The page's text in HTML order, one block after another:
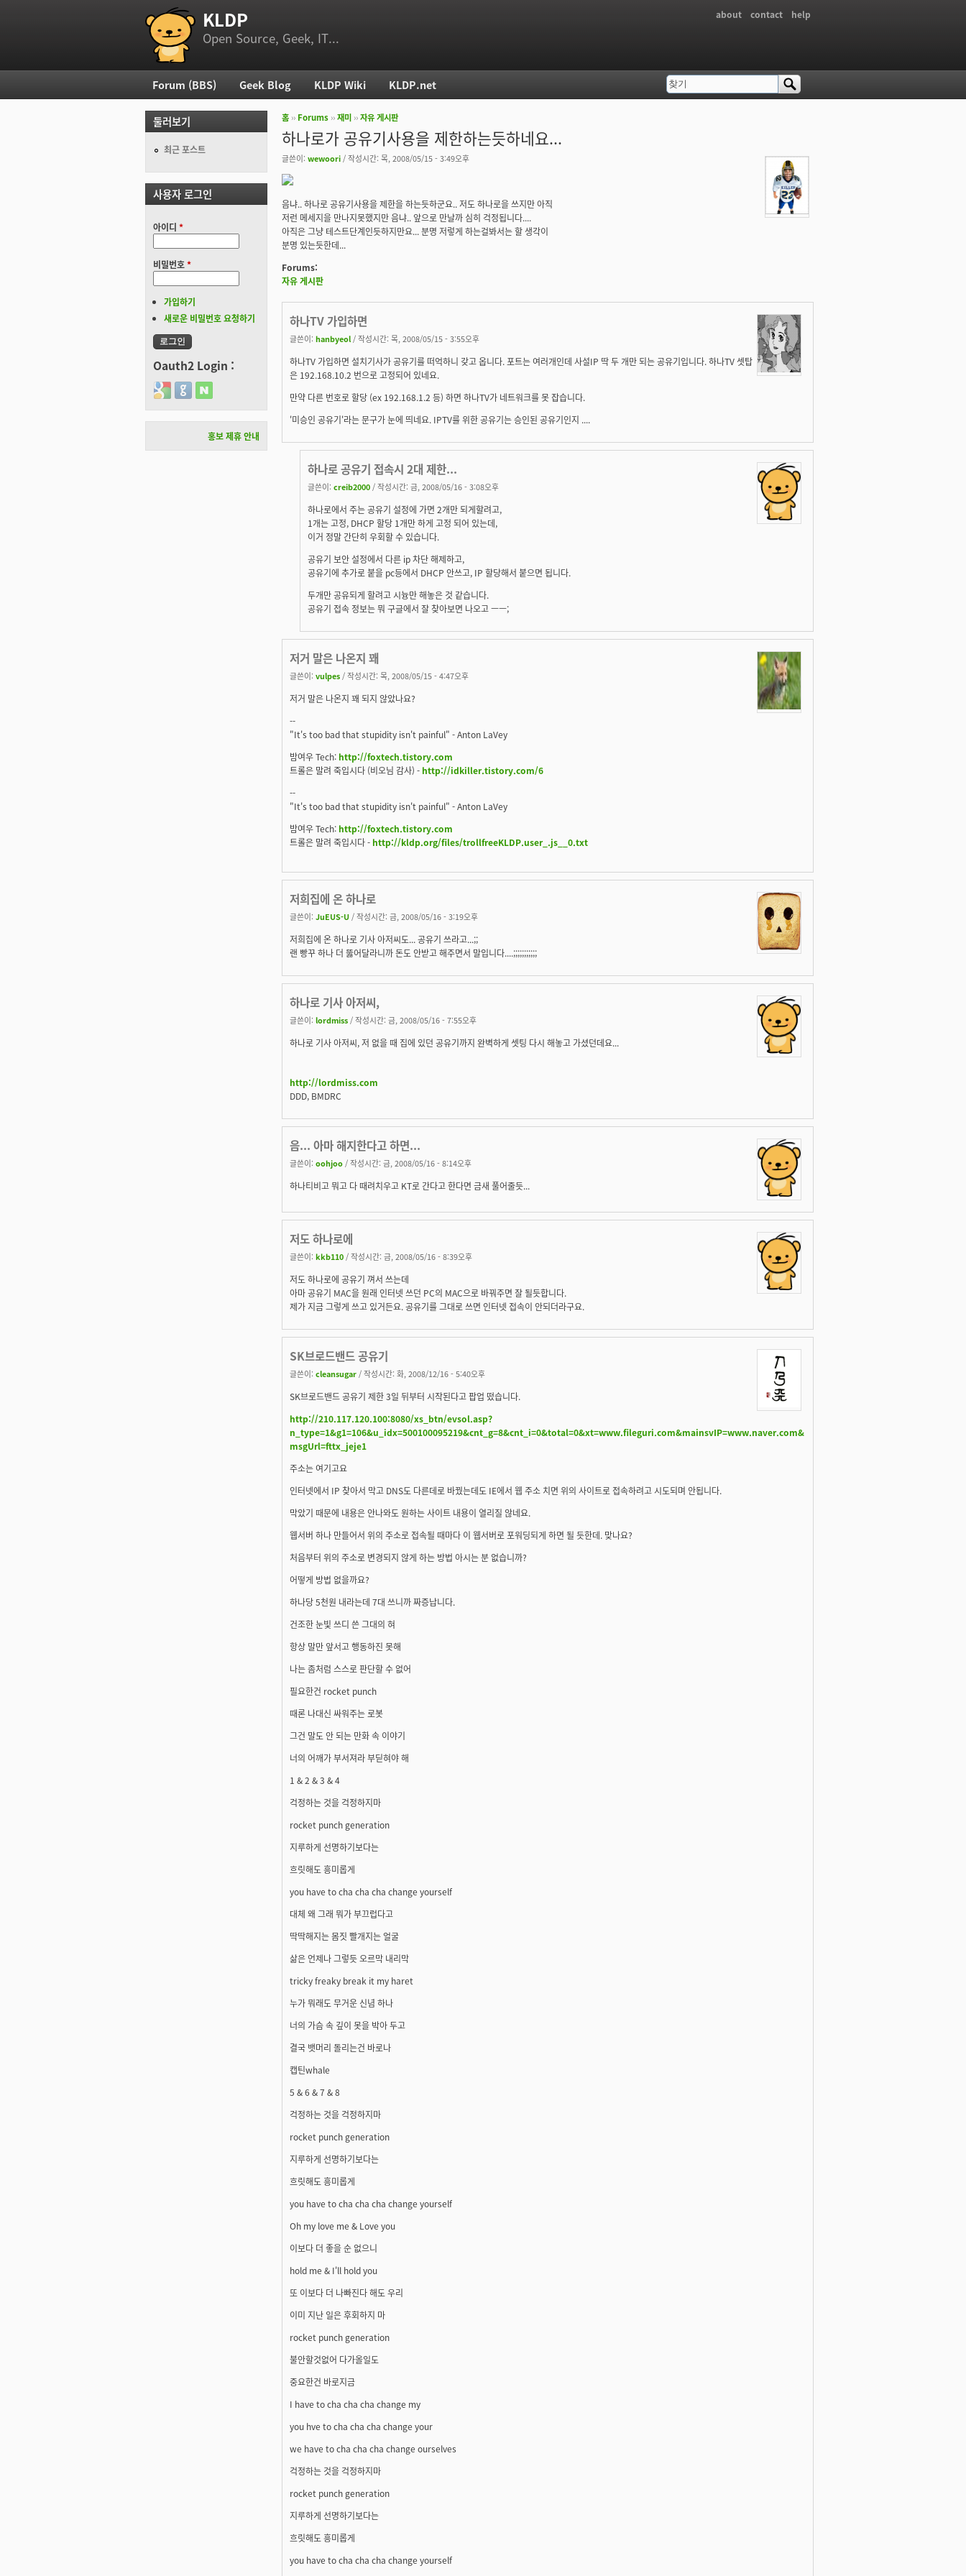
부 메뉴
about contact help
KLDP
Open Source, Geek, IT...
현재 위치
홈 ›› Forums ››재미 ››자유 게시판
하나로가 공유기사용을 제한하는듯하네요...
글쓴이: wewoori / 작성시간: 목, 2008/05/15 - 3:49오후
음냐.. 하나로 공유기사용을 제한을 하는듯하군요.. 저도 하나로을 쓰지만 아직
저런 메세지을 만나지못했지만 음냐.. 앞으로 만날까 심히 걱정됩니다....
아직은 그냥 테스트단계인듯하지만요... 분명 저렇게 하는걸봐서는 할 생각이
분명 있는듯한데...
Forums:
자유 게시판
하나TV 가입하면
글쓴이: hanbyeol / 작성시간: 목, 2008/05/15 - 3:55오후
하나TV 가입하면 설치기사가 공유기를 떠억하니 갖고 옵니다. 포트는 여러개인데 사설IP 딱 두 개만 되는 공유기입니다. 하나TV 셋탑
은 192.168.10.2 번으로 고정되어 있네요.
만약 다른 번호로 할당 (ex 192.168.1.2 등) 하면 하나TV가 네트워크를 못 잡습니다.
'미승인 공유기'라는 문구가 눈에 띄네요. IPTV를 위한 공유기는 승인된 공유기인지 ....
하나로 공유기 접속시 2대 제한...
글쓴이: creib2000 / 작성시간: 금, 2008/05/16 - 3:08오후
하나로에서 주는 공유기 설정에 가면 2개만 되게할려고,
1개는 고정, DHCP 할당 1개만 하게 고정 되어 있는데,
이거 정말 간단히 우회할 수 있습니다.
공유기 보안 설정에서 다른 ip 차단 해제하고,
공유기에 추가로 붙을 pc등에서 DHCP 안쓰고, IP 할당해서 붙으면 됩니다.
두개만 공유되게 할려고 시늉만 해놓은 것 같습니다.
공유기 접속 정보는 뭐 구글에서 잘 찾아보면 나오고 ㅡㅡ;
저거 말은 나온지 꽤
글쓴이: vulpes / 작성시간: 목, 2008/05/15 - 4:47오후
저거 말은 나온지 꽤 되지 않았나요?
--
"It's too bad that stupidity isn't painful" - Anton LaVey
밤여우 Tech: http://foxtech.tistory.com
트롤은 말려 죽입시다 (비오님 감사) - http://idkiller.tistory.com/6
--
"It's too bad that stupidity isn't painful" - Anton LaVey
밤여우 Tech: http://foxtech.tistory.com
트롤은 말려 죽입시다 - http://kldp.org/files/trollfreeKLDP.user_.js__0.txt
저희집에 온 하나로
글쓴이: JuEUS-U / 작성시간: 금, 2008/05/16 - 3:19오후
저희집에 온 하나로 기사 아저씨도... 공유기 쓰라고...;;
랜 빵꾸 하나 더 뚫어달라니까 돈도 안받고 해주면서 말입니다....;;;;;;;;;;;
하나로 기사 아저씨,
글쓴이: lordmiss / 작성시간: 금, 2008/05/16 - 7:55오후
하나로 기사 아저씨, 저 없을 때 집에 있던 공유기까지 완벽하게 셋팅 다시 해놓고 가셨던데요...
http://lordmiss.com
DDD, BMDRC
음... 아마 해지한다고 하면...
글쓴이: oohjoo / 작성시간: 금, 2008/05/16 - 8:14오후
하나티비고 뭐고 다 때려치우고 KT로 간다고 한다면 금새 풀어줄듯...
저도 하나로에
글쓴이: kkb110 / 작성시간: 금, 2008/05/16 - 8:39오후
저도 하나로에 공유기 껴서 쓰는데
아마 공유기 MAC을 원래 인터넷 쓰던 PC의 MAC으로 바꿔주면 잘 될듯합니다.
제가 지금 그렇게 쓰고 있거든요. 공유기를 그대로 쓰면 인터넷 접속이 안되더라구요.
SK브로드밴드 공유기
글쓴이: cleansugar / 작성시간: 화, 2008/12/16 - 5:40오후
SK브로드밴드 공유기 제한 3일 뒤부터 시작된다고 팝업 떴습니다.
http://210.117.120.100:8080/xs_btn/evsol.asp?
n_type=1&g1=106&u_idx=500100095219&cnt_g=8&cnt_i=0&total=0&xt=www.fileguri.com&mainsvIP=www.naver.com&
msgUrl=fttx_jeje1
주소는 여기고요
인터넷에서 IP 찾아서 막고 DNS도 다른데로 바꿨는데도 IE에서 웹 주소 치면 위의 사이트로 접속하려고 시도되며 안됩니다.
막았기 때문에 내용은 안나와도 원하는 사이트 내용이 열리질 않네요.
웹서버 하나 만들어서 위의 주소로 접속될 때마다 이 웹서버로 포워딩되게 하면 될 듯한데. 맞나요?
처음부터 위의 주소로 변경되지 않게 하는 방법 아시는 분 없습니까?
어떻게 방법 없을까요?
하나당 5천원 내라는데 7대 쓰니까 짜증납니다.
건조한 눈빛 쓰디 쓴 그대의 혀
항상 말만 앞서고 행동하진 못해
나는 좀처럼 스스로 판단할 수 없어
필요한건 rocket punch
때론 나대신 싸워주는 로봇
그건 말도 안 되는 만화 속 이야기
너의 어깨가 부서져라 부딛혀야 해
1 & 2 & 3 & 4
걱정하는 것을 걱정하지마
rocket punch generation
지루하게 선명하기보다는
흐릿해도 흥미롭게
you have to cha cha cha change yourself
대체 왜 그래 뭐가 부끄럽다고
딱딱해지는 몸짓 빨개지는 얼굴
삶은 언제나 그렇듯 오르막 내리막
tricky freaky break it my haret
누가 뭐래도 무거운 신념 하나
너의 가슴 속 깊이 못을 박아 두고
결국 뱃머리 돌리는건 바로나
캡틴whale
5 & 6 & 7 & 8
걱정하는 것을 걱정하지마
rocket punch generation
지루하게 선명하기보다는
흐릿해도 흥미롭게
you have to cha cha cha change yourself
Oh my love me & Love you
이보다 더 좋을 순 없으니
hold me & I'll hold you
또 이보다 더 나빠진다 해도 우리
이미 지난 일은 후회하지 마
rocket punch generation
불안할것없어 다가올일도
중요한건 바로지금
I have to cha cha cha change my
you hve to cha cha cha change your
we have to cha cha cha change ourselves
걱정하는 것을 걱정하지마
rocket punch generation
지루하게 선명하기보다는
흐릿해도 흥미롭게
you have to cha cha cha change yourself
주 메뉴
Forum (BBS) Geek Blog KLDP Wiki KLDP.net 검색 폼
찾기
둘러보기
최근 포스트
사용자 로그인
아이디 *
비밀번호*
가입하기
새로운 비밀번호 요청하기
Oauth2 Login :
Login with Google
Login with GitHub
Login with Naver
홍보 제휴 안내